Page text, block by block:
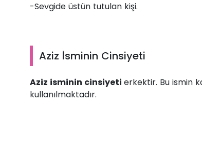
-Sevgide üstün tutulan kişi.
Aziz İsminin Cinsiyeti
Aziz isminin cinsiyeti erkektir. Bu ismin
kullanılmaktadır.